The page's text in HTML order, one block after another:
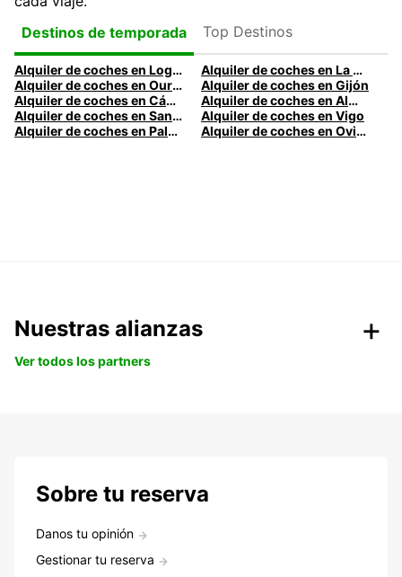
Destinos de temporada
Top Destinos
Alquiler de coches en Logroño
Alquiler de coches en La Coruña
Alquiler de coches en Ourense
Alquiler de coches en Gijón
Alquiler de coches en Cádiz
Alquiler de coches en Almería
Alquiler de coches en Santander
Alquiler de coches en Vigo
Alquiler de coches en Palma
Alquiler de coches en Oviedo
Nuestras alianzas
Ver todos los partners
Sobre tu reserva
Danos tu opinión
Gestionar tu reserva